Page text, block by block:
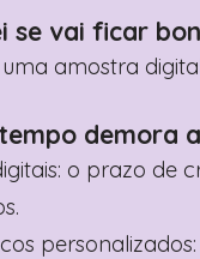
se vai ficar
amostra
demora
o prazo de